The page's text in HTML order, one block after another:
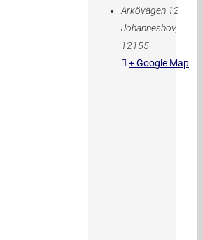
Arkövägen 12
Johanneshov,
12155
+ Google Map